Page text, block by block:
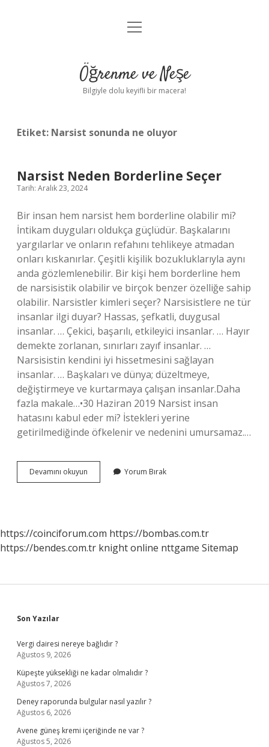
Anasayfa
Yasal Uyarı
menüyü
Öğrenme ve Neşe
Bilgiyle dolu keyifli bir macera!
Etiket: Narsist sonunda ne oluyor
Narsist Neden Borderline Seçer
Tarih: Aralık 23, 2024
Bir insan hem narsist hem borderline olabilir mi?
İntikam duyguları oldukça güçlüdür. Başkalarını
yargılarlar ve onların refahını tehlikeye atmadan
onları kıskanırlar. Çeşitli kişilik bozukluklarıyla aynı
anda gözlemlenebilir. Bir kişi hem borderline hem
de narsisistik olabilir ve birçok benzer özelliğe sahip
olabilir. Narsistler kimleri seçer? Narsisistlere ne tür
insanlar ilgi duyar? Hassas, şefkatli, duygusal
insanlar. … Çekici, başarılı, etkileyici insanlar. … Hayır
demekte zorlanan, sınırları zayıf insanlar. …
Narsisistin kendini iyi hissetmesini sağlayan
insanlar. … Başkaları ve dünya; düzeltmeye,
değiştirmeye ve kurtarmaya çalışan insanlar.Daha
fazla makale…•30 Haziran 2019 Narsist insan
hatasını kabul eder mi? İstekleri yerine
getirilmediğinde öfkelenir ve nedenini umursamaz.…
Devamını okuyun
Neden
Yorum Bırak
https://coinciforum.com https://bombas.com.tr
https://bendes.com.tr knight online nttgame Sitemap
Sidebar
Son Yazılar
Vergi dairesi nereye bağlıdır ?
Ağustos 9, 2026
Küpeşte yüksekliği ne kadar olmalıdır ?
Ağustos 7, 2026
Deney raporunda bulgular nasıl yazılır ?
Ağustos 6, 2026
Avene güneş kremi içeriğinde ne var ?
Ağustos 5, 2026